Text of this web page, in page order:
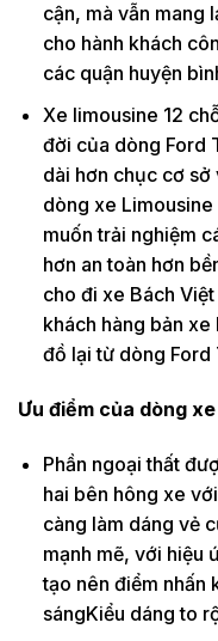
cận, mà vẫn mang
cho hành khách
các quận huyện
Xe limousine 12
đời của dòng Ford
dài hơn chục cơ sở
dòng xe Limousine
muốn trải nghiệm
hơn an toàn hơn
cho đi xe Bách
khách hàng bản
đồ lại từ dòng Ford
Ưu điểm của dòng
Phần ngoại thất
hai bên hông xe
càng làm dáng vẻ
mạnh mẽ, với hiệu
tạo nên điểm nhấn
sángKiểu dáng to